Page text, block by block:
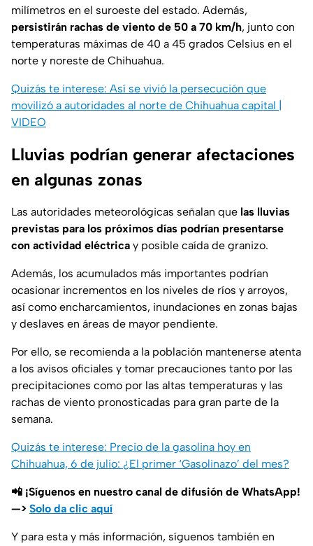
milímetros en el suroeste del estado. Además,
persistirán rachas de viento de 50 a 70 km/h, junto con
temperaturas máximas de 40 a 45 grados Celsius en el
norte y noreste de Chihuahua.
Quizás te interese: Así se vivió la persecución que
movilizó a autoridades al norte de Chihuahua capital |
VIDEO
Lluvias podrían generar afectaciones
en algunas zonas
Las autoridades meteorológicas señalan que las lluvias
previstas para los próximos días podrían presentarse
con actividad eléctrica y posible caída de granizo.
Además, los acumulados más importantes podrían
ocasionar incrementos en los niveles de ríos y arroyos,
así como encharcamientos, inundaciones en zonas bajas
y deslaves en áreas de mayor pendiente.
Por ello, se recomienda a la población mantenerse atenta
a los avisos oficiales y tomar precauciones tanto por las
precipitaciones como por las altas temperaturas y las
rachas de viento pronosticadas para gran parte de la
semana.
Quizás te interese: Precio de la gasolina hoy en
Chihuahua, 6 de julio: ¿El primer ‘Gasolinazo’ del mes?
📲 ¡Síguenos en nuestro canal de difusión de WhatsApp!
—> Solo da clic aquí
Y para esta y más información, síguenos también en